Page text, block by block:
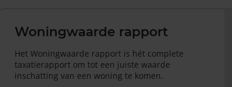
Woningwaarde rapport
Het Woningwaarde rapport is hét complete
taxatierapport om tot een juiste waarde
inschatting van een woning te komen.